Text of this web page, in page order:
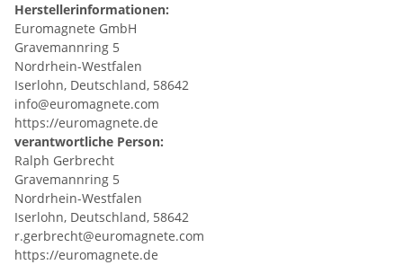
Herstellerinformationen:
Euromagnete GmbH
Gravemannring 5
Nordrhein-Westfalen
Iserlohn, Deutschland, 58642
info@euromagnete.com
https://euromagnete.de
verantwortliche Person:
Ralph Gerbrecht
Gravemannring 5
Nordrhein-Westfalen
Iserlohn, Deutschland, 58642
r.gerbrecht@euromagnete.com
https://euromagnete.de